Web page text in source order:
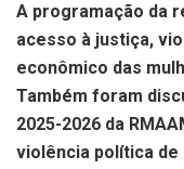
A programação da
acesso à justiça,
econômico das
Também foram
2025-2026 da
violência política